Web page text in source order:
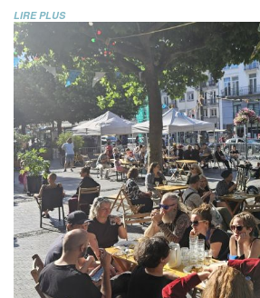
LIRE PLUS